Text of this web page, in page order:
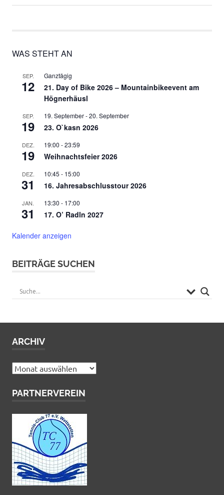
Beitrag:
WAS STEHT AN
SEP.
12
Ganztägig
21. Day of Bike 2026 – Mountainbikeevent am
Högnerhäusl
SEP.
19
19. September-20. September
23. O`kasn 2026
DEZ.
19
19:00 -23:59
Weihnachtsfeier 2026
DEZ.
31
10:45 - 15:00
16. Jahresabschlusstour 2026
JAN.
31
13:30 - 17:00
17. O’ Radln 2027
Kalender anzeigen
BEITRÄGE SUCHEN
ARCHIV
Archiv
PARTNERVEREIN